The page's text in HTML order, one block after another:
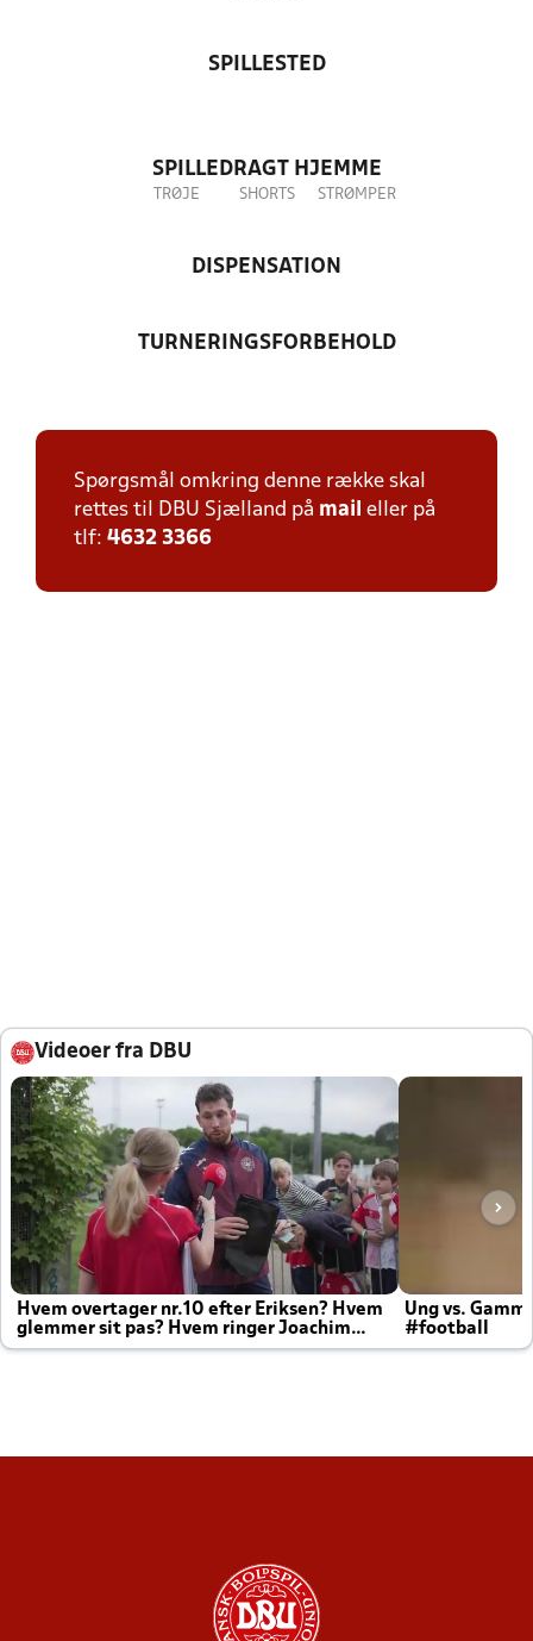
SPILLESTED
SPILLEDRAGT HJEMME
TRØJE SHORTS STRØMPER
DISPENSATION
TURNERINGSFORBEHOLD
Spørgsmål omkring denne række skal
rettes til DBU Sjælland på mail eller på
tlf: 4632 3366
Videoer fra DBU
Hvem overtager nr.10 efter Eriksen? Hvem
glemmer sit pas? Hvem ringer Joachim
altid til efter kampe?
Ung vs.
#football